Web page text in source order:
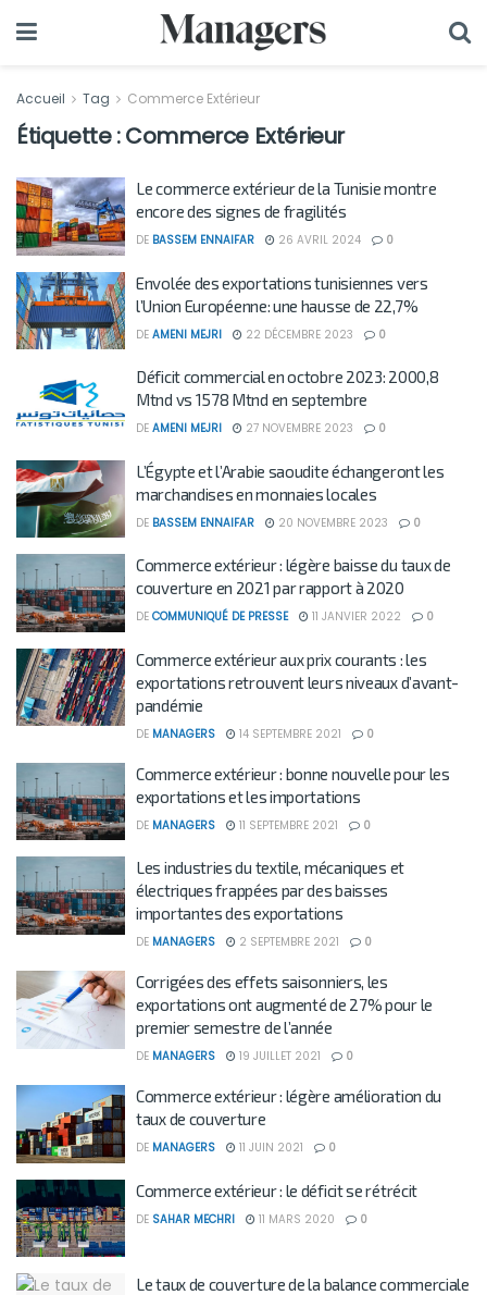
Accueil Tag Commerce Extérieur
Étiquette :Commerce Extérieur
Le commerce extérieur de la Tunisie montre
encore des signes de fragilités
DE BASSEM ENNAIFAR 26 AVRIL 2024 0
Envolée des exportations tunisiennes vers
l’Union Européenne: une hausse de 22,7%
DE AMENI MEJRI 22 DÉCEMBRE 2023 0
Déficit commercial en octobre 2023: 2000,8
Mtnd vs 1578 Mtnd en septembre
DE AMENI MEJRI 27 NOVEMBRE 2023 0
L’Égypte et l’Arabie saoudite échangeront les
marchandises en monnaies locales
DE BASSEM ENNAIFAR 20 NOVEMBRE 2023 0
Commerce extérieur : légère baisse du taux de
couverture en 2021 par rapport à 2020
DE COMMUNIQUÉ DE PRESSE 11 JANVIER 2022 0
Commerce extérieur aux prix courants : les
exportations retrouvent leurs niveaux d’avant-
pandémie
DE MANAGERS 14 SEPTEMBRE 2021 0
Commerce extérieur : bonne nouvelle pour les
exportations et les importations
DE MANAGERS 11 SEPTEMBRE 2021 0
Les industries du textile, mécaniques et
électriques frappées par des baisses
importantes des exportations
DE MANAGERS 2 SEPTEMBRE 2021 0
Corrigées des effets saisonniers, les
exportations ont augmenté de 27% pour le
premier semestre de l’année
DE MANAGERS 19 JUILLET 2021 0
Commerce extérieur : légère amélioration du
taux de couverture
DE MANAGERS 11 JUIN 2021 0
Commerce extérieur : le déficit se rétrécit
DE SAHAR MECHRI 11 MARS 2020 0
Le taux de couverture de la balance commerciale